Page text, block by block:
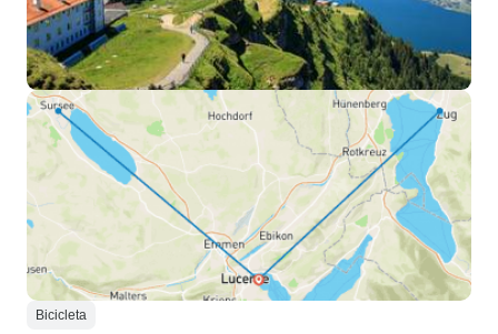
Bicicleta